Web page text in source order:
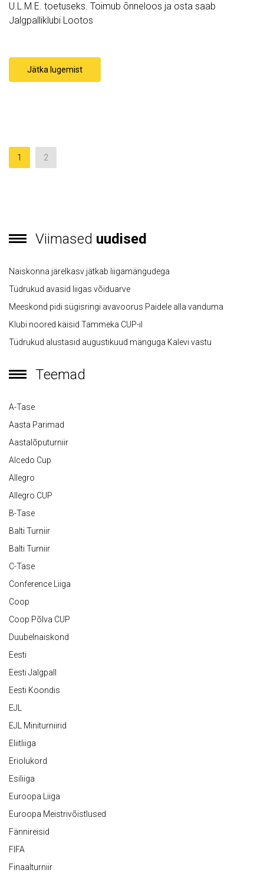
U.L.M.E. toetuseks. Toimub õnneloos ja osta saab
Jalgpalliklubi Lootos
Jätka lugemist
1 2
Viimased uudised
Naiskonna järelkasv jätkab liigamängudega
Tüdrukud avasid liigas võiduarve
Meeskond pidi sügisringi avavoorus Paidele alla vanduma
Klubi noored käisid Tammeka CUP-il
Tüdrukud alustasid augustikuud mänguga Kalevi vastu
Teemad
A-Tase
Aasta Parimad
Aastalõputurniir
Alcedo Cup
Allegro
Allegro CUP
B-Tase
Balti Turniir
Balti Turniir
C-Tase
Conference Liiga
Coop
Coop Põlva CUP
Duubelnaiskond
Eesti
Eesti Jalgpall
Eesti Koondis
EJL
EJL Miniturniirid
Eliitliiga
Eriolukord
Esiliiga
Euroopa Liiga
Euroopa Meistrivõistlused
Fännireisid
FIFA
Finaalturniir